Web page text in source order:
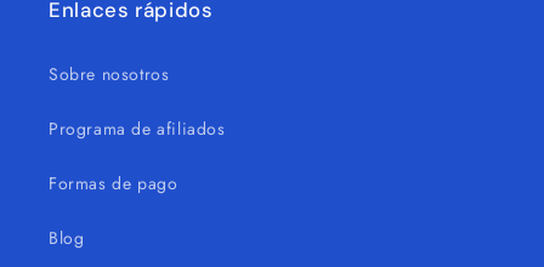
Enlaces rápidos
Sobre nosotros
Programa de afiliados
Formas de pago
Blog